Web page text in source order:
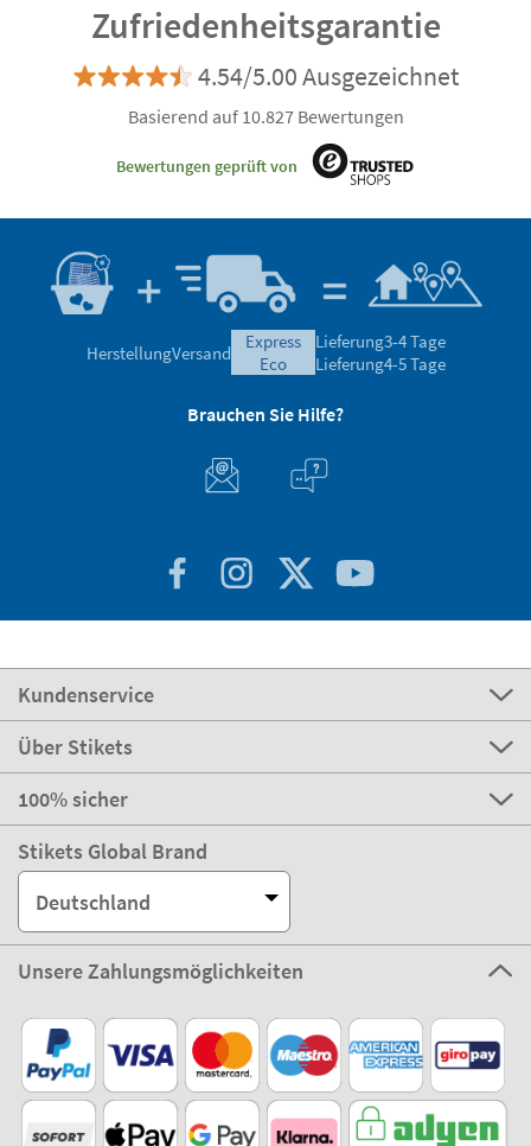
Zufriedenheitsgarantie
4.54/5.00 Ausgezeichnet
Basierend auf 10.827 Bewertungen
Bewertungen geprüft von
HerstellungVersand
express
eco
Lieferung3-4 Tage
Lieferung4-5 Tage
Brauchen Sie Hilfe?
Kundenservice
Über Stikets
100% sicher
Stikets Global Brand
Deutschland
Unsere Zahlungsmöglichkeiten